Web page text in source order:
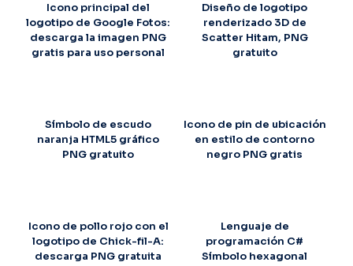
Icono principal del
logotipo de Google Fotos:
descarga la imagen PNG
gratis para uso personal
Diseño de logotipo
renderizado 3D de
Scatter Hitam, PNG
gratuito
Símbolo de escudo
naranja HTML5 gráfico
PNG gratuito
Icono de pin de ubicación
en estilo de contorno
negro PNG gratis
Icono de pollo rojo con el
logotipo de Chick-fil-A:
descarga PNG gratuita
Lenguaje de
programación C#
Símbolo hexagonal